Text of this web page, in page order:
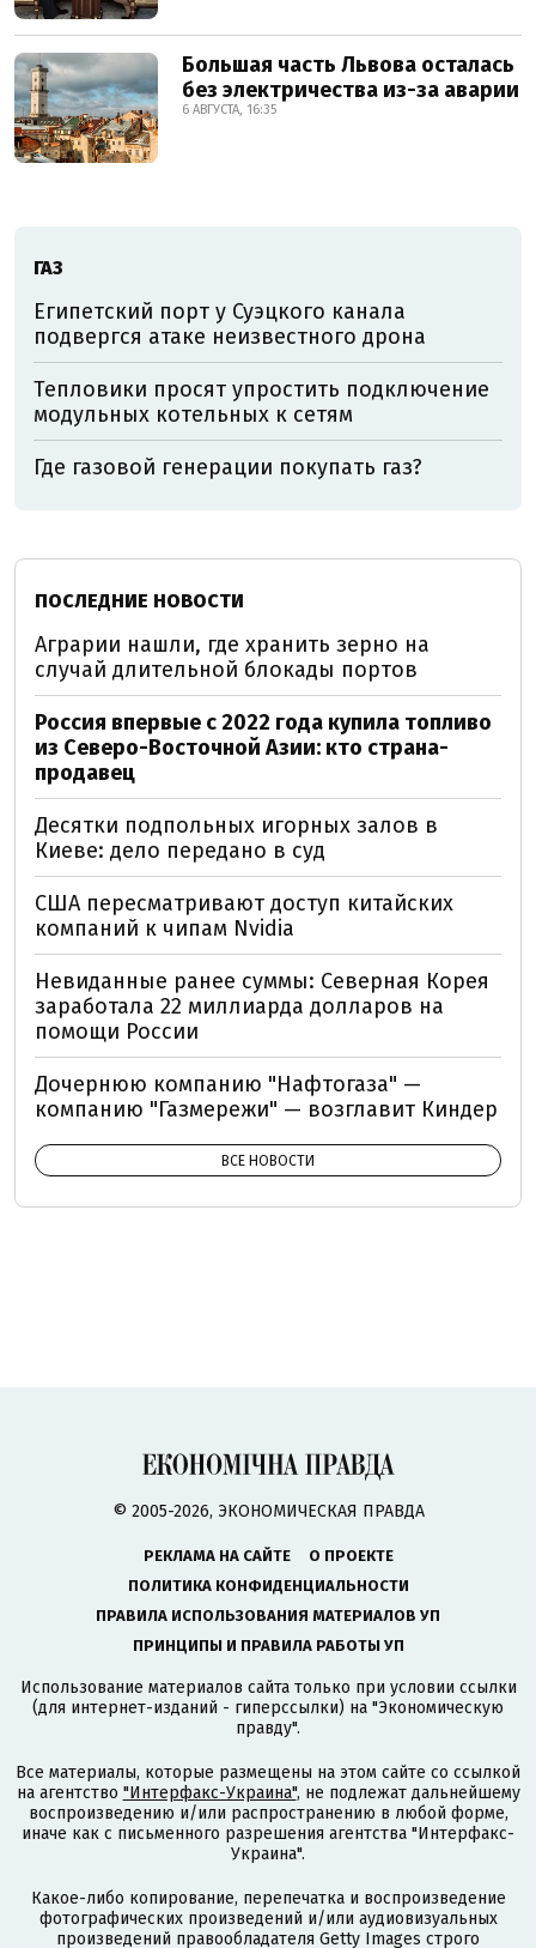
Большая часть Львова осталась
без электричества из-за аварии
6 АВГУСТА, 16:35
ГАЗ
Египетский порт у Суэцкого канала
подвергся атаке неизвестного дрона
Тепловики просят упростить подключение
модульных котельных к сетям
Где газовой генерации покупать газ?
ПОСЛЕДНИЕ НОВОСТИ
Аграрии нашли, где хранить зерно на
случай длительной блокады портов
Россия впервые с 2022 года купила топливо
из Северо-Восточной Азии: кто страна-
продавец
Десятки подпольных игорных залов в
Киеве: дело передано в суд
США пересматривают доступ китайских
компаний к чипам Nvidia
Невиданные ранее суммы: Северная Корея
заработала 22 миллиарда долларов на
помощи России
Дочернюю компанию "Нафтогаза" —
компанию "Газмережи" — возглавит Киндер
ВСЕ НОВОСТИ
© 2005-2026, ЭКОНОМИЧЕСКАЯ ПРАВДА
РЕКЛАМА НА САЙТЕ
О ПРОЕКТЕ
ПОЛИТИКА КОНФИДЕНЦИАЛЬНОСТИ
ПРАВИЛА ИСПОЛЬЗОВАНИЯ МАТЕРИАЛОВ УП
ПРИНЦИПЫ И ПРАВИЛА РАБОТЫ УП
Использование материалов сайта только при условии ссылки
(для интернет-изданий - гиперссылки) на "Экономическую
правду".
Все материалы, которые размещены на этом сайте со ссылкой
на агентство "Интерфакс-Украина", не подлежат дальнейшему
воспроизведению и/или распространению в любой форме,
иначе как с письменного разрешения агентства "Интерфакс-
Украина".
Какое-либо копирование, перепечатка и воспроизведение
фотографических произведений и/или аудиовизуальных
произведений правообладателя Getty Images строго